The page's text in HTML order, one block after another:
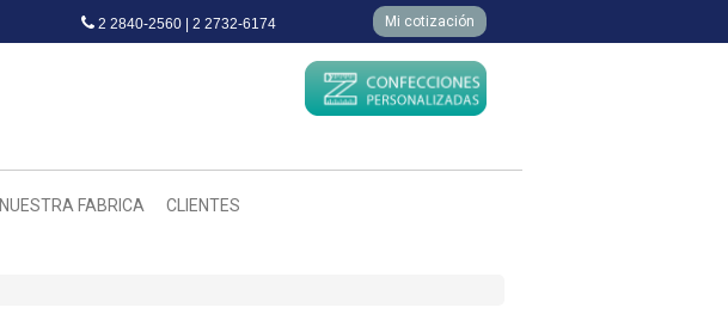
2 2840-2560 | 2 2732-6174 Mi cotización
NUESTRA FABRICA CLIENTES